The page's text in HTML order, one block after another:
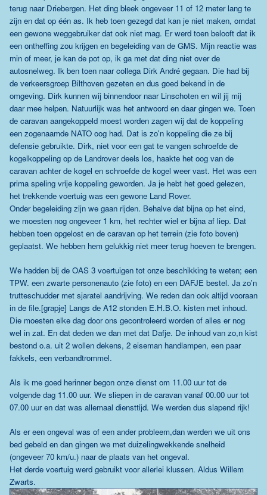
terug naar Driebergen. Het ding bleek ongeveer 11 of 12 meter lang te
zijn en dat op één as. Ik heb toen gezegd dat kan je niet maken, omdat
een gewone weggebruiker dat ook niet mag. Er werd toen belooft dat ik
een ontheffing zou krijgen en begeleiding van de GMS. Mijn reactie was
min of meer, je kan de pot op, ik ga met dat ding niet over de
autosnelweg. Ik ben toen naar collega Dirk André gegaan. Die had bij
de verkeersgroep Bilthoven gezeten en dus goed bekend in de
omgeving. Dirk kunnen wij binnendoor naar Linschoten en wil jij mij
daar mee helpen. Natuurlijk was het antwoord en daar gingen we. Toen
de caravan aangekoppeld moest worden zagen wij dat de koppeling
een zogenaamde NATO oog had. Dat is zo'n koppeling die ze bij
defensie gebruikte. Dirk, niet voor een gat te vangen schroefde de
kogelkoppeling op de Landrover deels los, haakte het oog van de
caravan achter de kogel en schroefde de kogel weer vast. Het was een
prima speling vrije koppeling geworden. Ja je hebt het goed gelezen,
het trekkende voertuig was een gewone Land Rover.
Onder begeleiding zijn we gaan rijden. Behalve dat bijna op het eind,
we moesten nog ongeveer 1 km, het rechter wiel er bijna af liep. Dat
hebben toen opgelost en de caravan op het terrein (zie foto boven)
geplaatst. We hebben hem gelukkig niet meer terug hoeven te brengen.
We hadden bij de OAS 3 voertuigen tot onze beschikking te weten; een
TPW. een zwarte personenauto (zie foto) en een DAFJE bestel. Ja zo'n
trutteschudder met sjaratel aandrijving. We reden dan ook altijd vooraan
in de file.[grapje] Langs de A12 stonden E.H.B.O. kisten met inhoud.
Die moesten elke dag door ons gecontroleerd worden of alles er nog
wel in zat. En dat deden we dan met dat Dafje. De inhoud van zo,n kist
bestond o.a. uit 2 wollen dekens, 2 eiseman handlampen, een paar
fakkels, een verbandtrommel.
Als ik me goed herinner begon onze dienst om 11.00 uur tot de
volgende dag 11.00 uur. We sliepen in de caravan vanaf 00.00 uur tot
07.00 uur en dat was allemaal diensttijd. We werden dus slapend rijk!
Als er een ongeval was of een ander probleem,dan werden we uit ons
bed gebeld en dan gingen we met duizelingwekkende snelheid
(ongeveer 70 km/u.) naar de plaats van het ongeval.
Het derde voertuig werd gebruikt voor allerlei klussen. Aldus Willem
Zwarts.